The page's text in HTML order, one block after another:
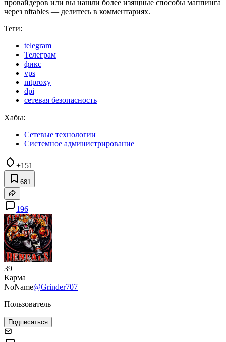
провайдеров или вы нашли более изящные способы маппинга
через nftables — делитесь в комментариях.
Теги:
telegram
Телеграм
фикс
vps
mtproxy
dpi
сетевая безопасность
Хабы:
Сетевые технологии
Системное администрирование
+151
681
196
39
Карма
NoName@Grinder707
Пользователь
Подписаться